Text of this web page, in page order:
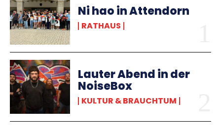
Ni hao in Attendorn
RATHAUS
Lauter Abend in der
NoiseBox
KULTUR & BRAUCHTUM